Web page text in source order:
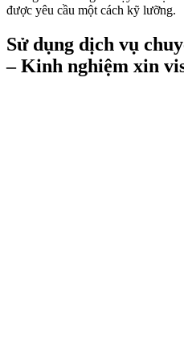
được yêu cầu một cách kỹ lưỡng.
Sử dụng dịch vụ
– Kinh nghiệm xin